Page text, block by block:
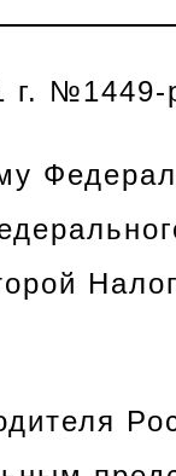
г. №1449-